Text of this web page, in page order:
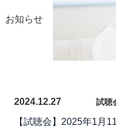
お知らせ
2024.12.27 試聴
【試聴会】2025年1月